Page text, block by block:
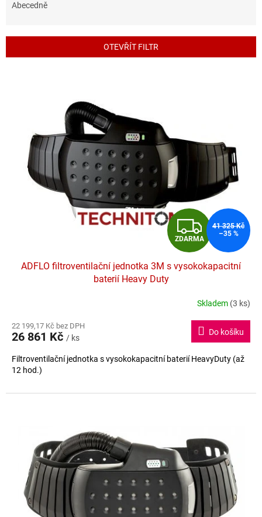
r
Abecedně
OTEVŘÍT FILTR
Z
D
A
R
M
A
ZDARMA
41 325 Kč
–35 %
ADFLO filtroventilační jednotka 3M s vysokokapacitní
baterií Heavy Duty
produktu
je
z
5
Skladem (3 ks)
22 199,17 Kč bez DPH
26 861 Kč / ks
Do košíku
Filtroventilační jednotka s vysokokapacitní baterií HeavyDuty (až
12 hod.)